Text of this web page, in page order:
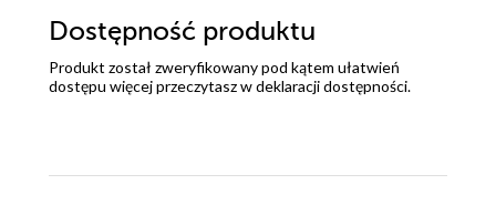
Dostępność produktu
Produkt został zweryfikowany pod kątem ułatwień
dostępu więcej przeczytasz wdeklaracji dostępności.